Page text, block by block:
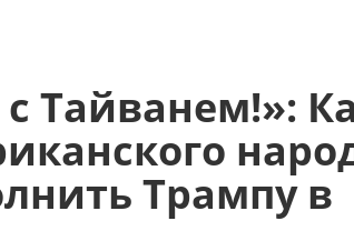
Тайванем!»:
Трампу в